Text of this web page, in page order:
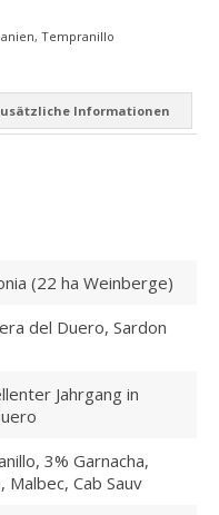
, Tempranillo
Informationen
(22 ha Weinberge)
del Duero, Sardon
Jahrgang in
3% Garnacha,
Malbec, Cab Sauv